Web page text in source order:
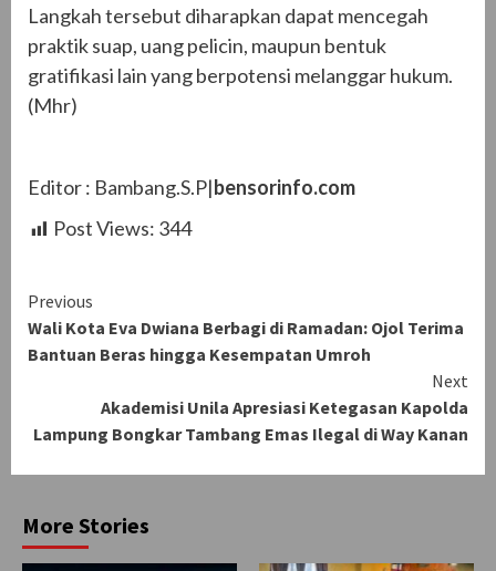
Langkah tersebut diharapkan dapat mencegah
praktik suap, uang pelicin, maupun bentuk
gratifikasi lain yang berpotensi melanggar hukum.
(Mhr)
Editor : Bambang.S.P|bensorinfo.com
Post Views: 344
Continue
Reading
Previous
Wali Kota Eva Dwiana Berbagi di Ramadan: Ojol Terima
Bantuan Beras hingga Kesempatan Umroh
Next
Akademisi Unila Apresiasi Ketegasan Kapolda
Lampung Bongkar Tambang Emas Ilegal di Way Kanan
More Stories